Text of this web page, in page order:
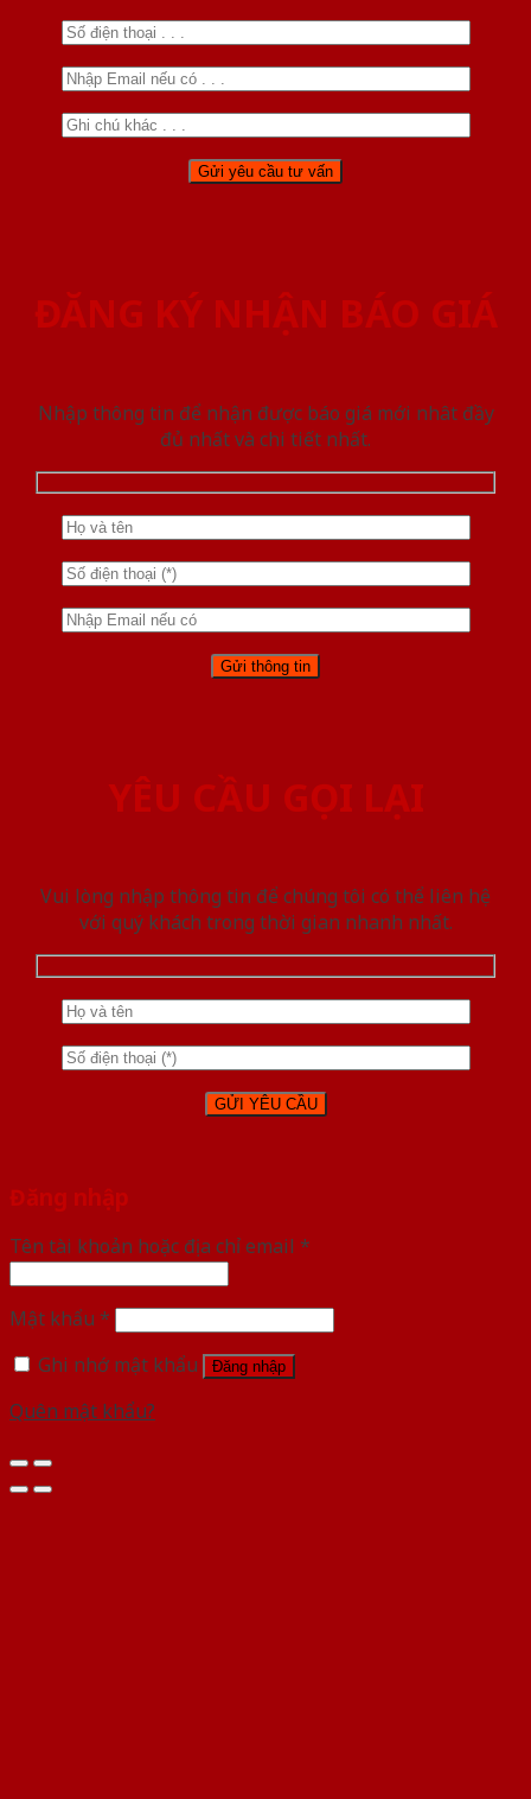
ĐĂNG KÝ NHẬN BÁO GIÁ
Nhập thông tin để nhận được báo giá mới nhât đầy
đủ nhất và chi tiết nhất.
YÊU CẦU GỌI LẠI
Vui lòng nhập thông tin để chúng tôi có thể liên hệ
với quý khách trong thời gian nhanh nhất.
Đăng nhập
Tên tài khoản hoặc địa chỉ email *
Mật khẩu *
Ghi nhớ mật khẩu
Đăng nhập
Quên mật khẩu?